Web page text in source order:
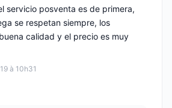
à 10h31
servicio posventa es de primera,
se respetan siempre, los
calidad y el precio es muy